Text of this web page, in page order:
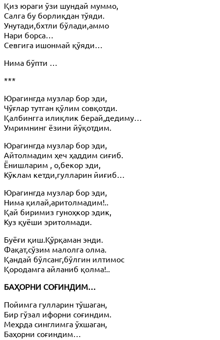
Қиз юраги ўзи шундай муммо,
Салга бу борлиқдан тўяди.
Унутади,бхтли бўлади,аммо
Нари борса…
Севгига ишонмай қўяди…
Нима бўпти …
***
Юрагингда музлар бор эди,
Чўғлар тутган қўлим совқотди.
Қалбингга илиқлик берай,дедиму…
Умримнинг ёзини йўқотдим.
Юрагингда музлар бор эди,
Айтолмадим ҳеч ҳаддим сиғиб.
Ёнишларим , о,бекор эди,
Кўклам кетди,гулларин йиғиб…
Юрагингда музлар бор эди,
Нима қилай,аритолмадим!..
Қай биримиз гуноҳкор эдик,
Куз қуёши эритолмади.
Буёғи қиш.Қўрқаман энди.
Фақат,сўзим малолга олма.
Қандай бўлсанг,бўлгин илтимос
Қородамга айланиб қолма!..
БАҲОРНИ СОҒИНДИМ…
Пойимга гулларин тўшаган,
Бир гўзал ифорни соғиндим.
Меҳрда синглимга ўхшаган,
Баҳорни соғиндим…